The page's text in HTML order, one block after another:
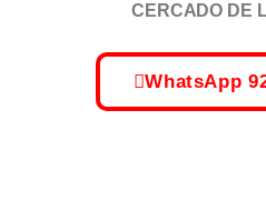
CERCADO DE
WhatsApp